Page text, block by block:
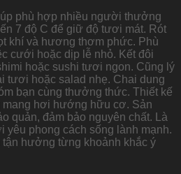
phù hợp nhiều người thưởng
7 độ C để giữ độ tươi mát. Rót
khí và hương thơm phức. Phù
cưới hoặc dịp lễ nhỏ. Kết đôi
hoặc sushi tươi ngon. Cũng lý
tươi hoặc salad nhẹ. Chai dung
bạn cùng thưởng thức. Thiết kế
mang hơi hướng hữu cơ. Sản
quản, đảm bảo nguyên chất. Là
yêu phong cách sống lành mạnh.
hưởng từng khoảnh khắc ý